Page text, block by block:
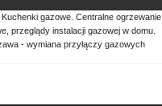
gazowe. Centralne ogrzewanie.
przeglądy instalacji gazowej w domu.
- wymiana przyłączy gazowych